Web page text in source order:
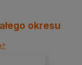
okresu